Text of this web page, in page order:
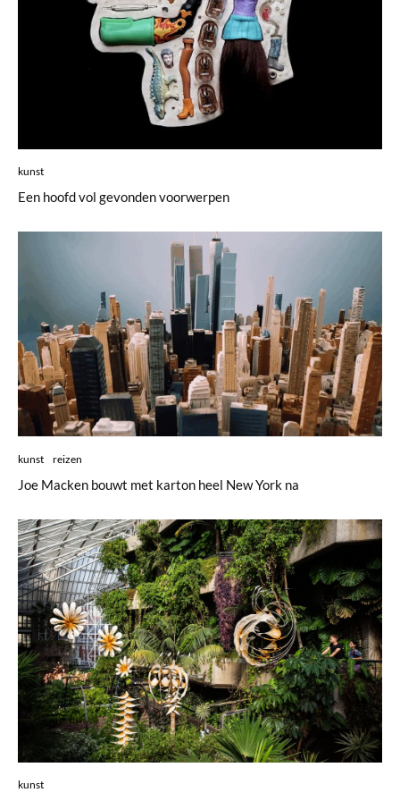
kunst
Een hoofd vol gevonden voorwerpen
kunst reizen
Joe Macken bouwt met karton heel New York na
kunst